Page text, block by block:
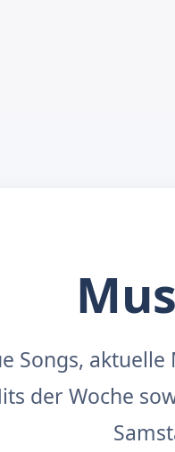
Songs,
der Woche